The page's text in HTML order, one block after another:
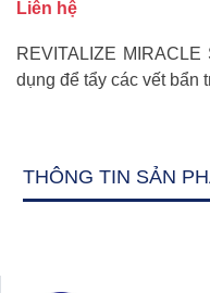
Liên hệ
REVITALIZE
dụng để tẩy các vết bẩn
THÔNG TIN SẢN